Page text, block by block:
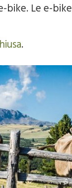
bike. Le e-bike
.